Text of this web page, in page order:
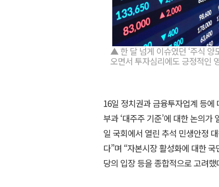
▲ 한 달 넘게 이슈였던 ‘주식 양
오면서 투자심리에도 긍정적인
16일 정치권과 금융투자업계 등
부과 ‘대주주 기준’에 대한 논의
일 국회에서 열린 추석 민생안정
다”며 “자본시장 활성화에 대한
당의 입장 등을 종합적으로 고려